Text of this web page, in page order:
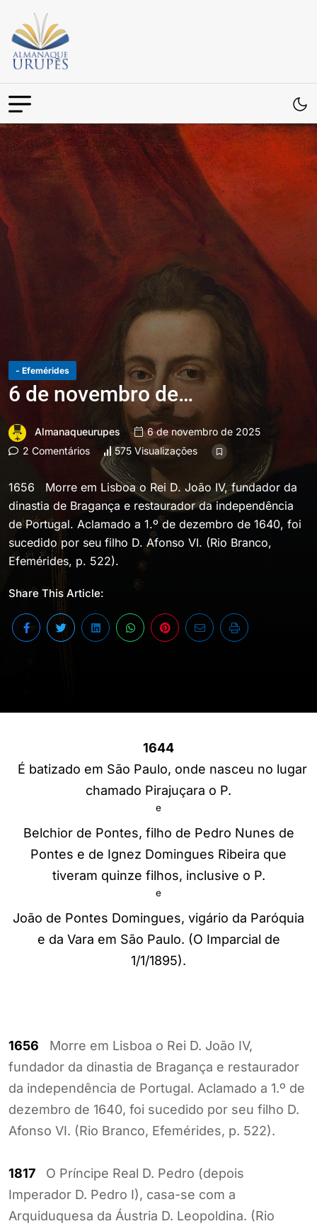
- Efemérides
6 de novembro de…
Almanaqueurupes
6 de novembro de 2025
2 Comentários
575 Visualizações
1656 Morre em Lisboa o Rei D. João IV, fundador da
dinastia de Bragança e restaurador da independência
de Portugal. Aclamado a 1.º de dezembro de 1640, foi
sucedido por seu filho D. Afonso VI. (Rio Branco,
Efemérides, p. 522).
Share This Article:
1644
É batizado em São Paulo, onde nasceu no lugar
chamado Pirajuçara o P.
e
Belchior de Pontes, filho de Pedro Nunes de
Pontes e de Ignez Domingues Ribeira que
tiveram quinze filhos, inclusive o P.
e
João de Pontes Domingues, vigário da Paróquia
e da Vara em São Paulo. (O Imparcial de
1/1/1895).
1656 Morre em Lisboa o Rei D. João IV,
fundador da dinastia de Bragança e restaurador
da independência de Portugal. Aclamado a 1.º de
dezembro de 1640, foi sucedido por seu filho D.
Afonso VI. (Rio Branco, Efemérides, p. 522).
1817 O Príncipe Real D. Pedro (depois
Imperador D. Pedro I), casa-se com a
Arquiduquesa da Áustria D. Leopoldina. (Rio